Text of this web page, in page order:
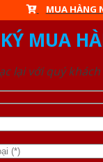
MUA HÀNG
MUA
lại với quý